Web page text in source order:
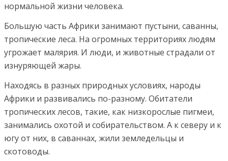
нормальной жизни человека.
Большую часть Африки занимают пустыни, саванны,
тропические леса. На огромных территориях людям
угрожает малярия. И люди, и животные страдали от
изнуряющей жары.
Находясь в разных природных условиях, народы
Африки и развивались по-разному. Обитатели
тропических лесов, такие, как низкорослые пигмеи,
занимались охотой и собирательством. А к северу и к
югу от них, в саваннах, жили земледельцы и
скотоводы.